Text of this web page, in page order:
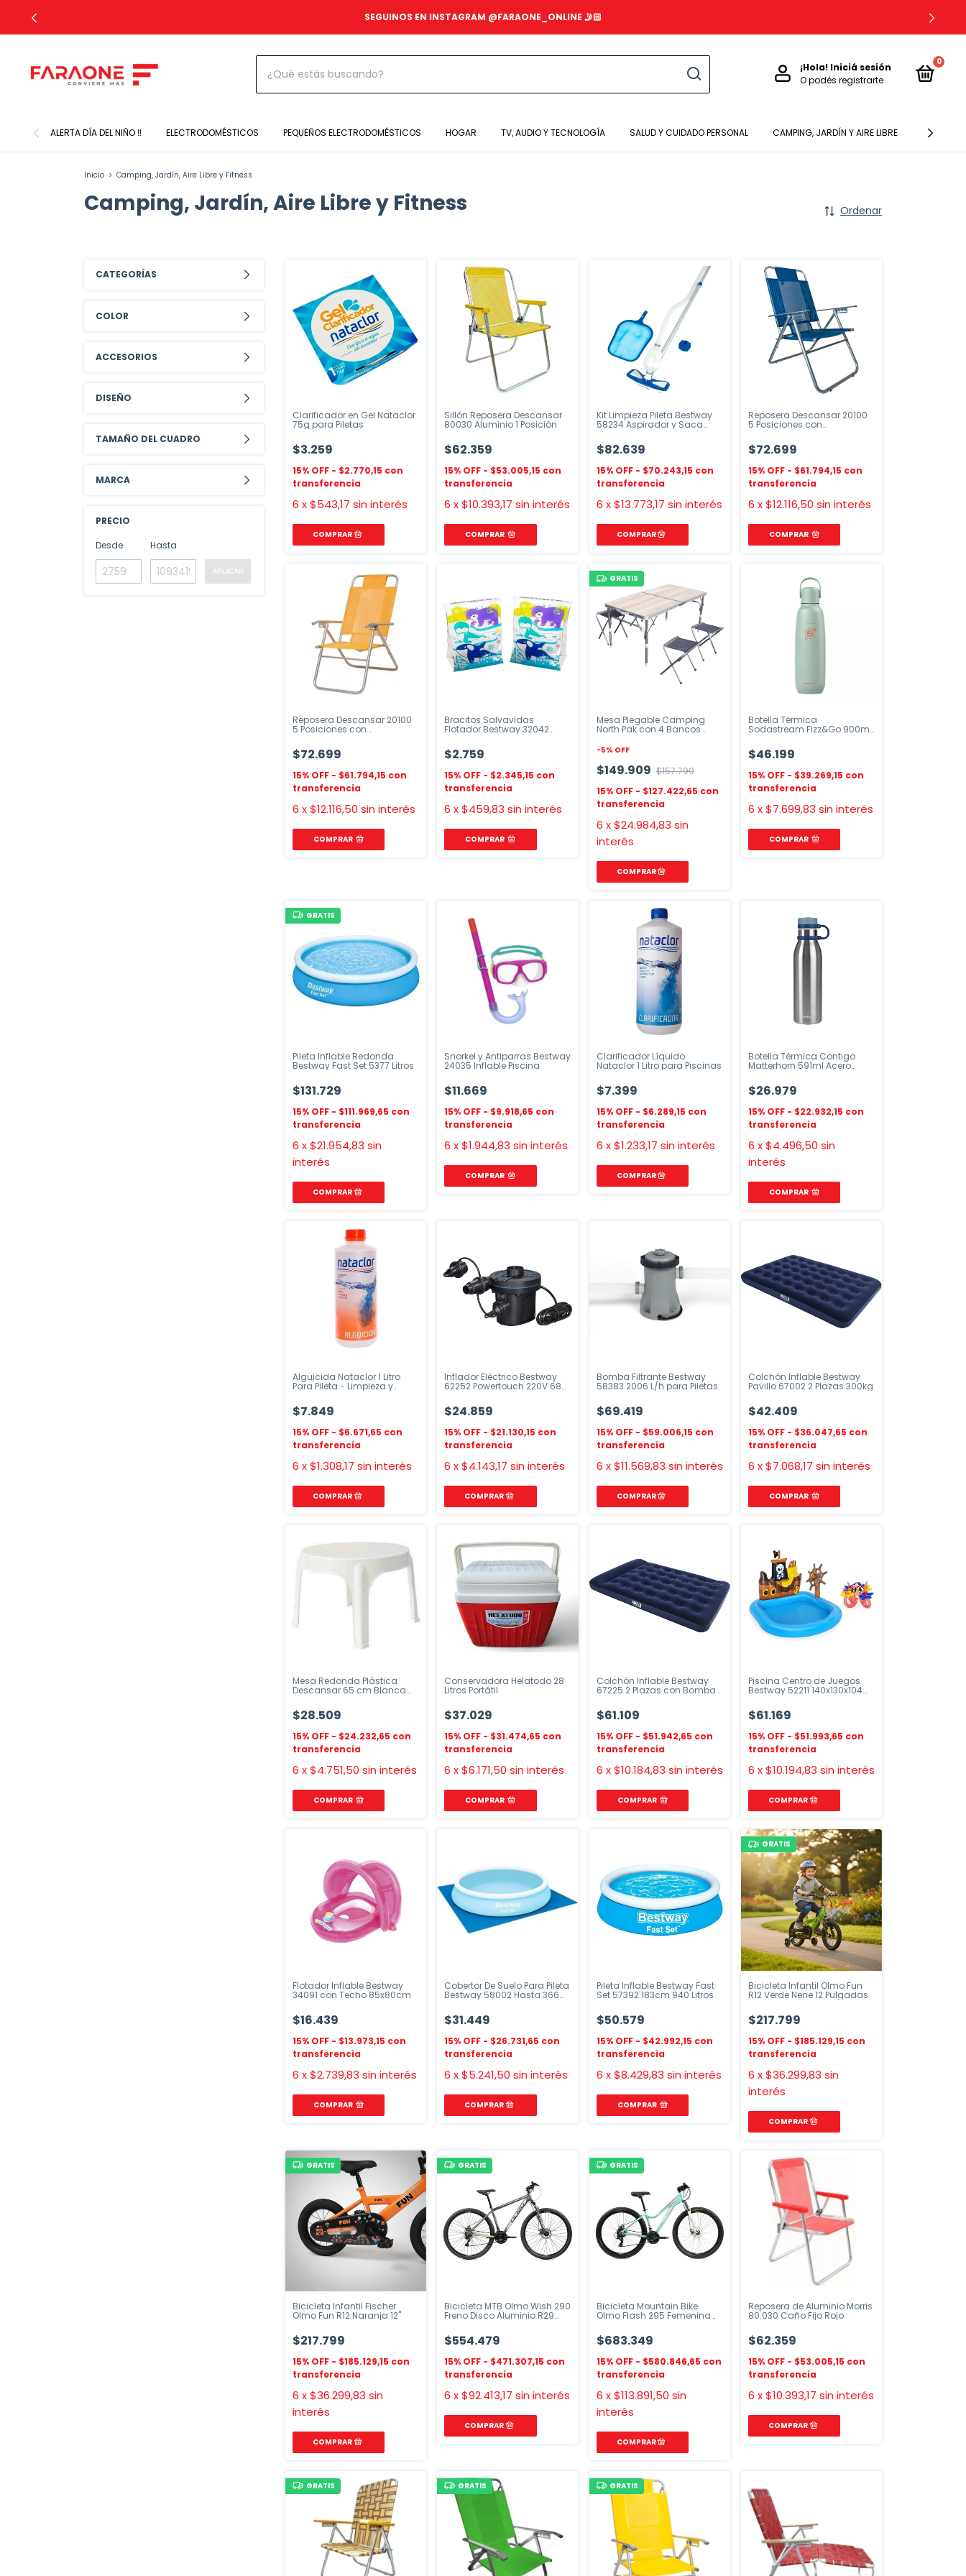
SEGUINOS EN INSTAGRAM @FARAONE_ONLINE 🤳🏻
¡Hola! Iniciá sesión
O podés registrarte
0
ALERTA DÍA DEL NIÑO ‼️ ELECTRODOMÉSTICOS PEQUEÑOS ELECTRODOMÉSTICOS HOGAR TV, AUDIO Y TECNOLOGÍA SALUD Y CUIDADO PERSONAL CAMPING, JARDÍN Y AIRE LIBRE BEBES Y
Inicio > Camping, Jardín, Aire Libre y Fitness
Camping, Jardín, Aire Libre y Fitness Ordenar
CATEGORÍAS
COLOR
ACCESORIOS
DISEÑO
TAMAÑO DEL CUADRO
MARCA
PRECIO
Desde
Hasta
APLICAR
Clarificador en Gel Nataclor
75g para Piletas
$3.259
$2.770,15
6 x$543,17 sin interés
Sillón Reposera Descansar
80030 Aluminio 1 Posición
$62.359
$53.005,15
6 x$10.393,17 sin interés
COMPRAR
Kit Limpieza Pileta Bestway
58234 Aspirador y Saca
$82.639
$70.243,15
6 x$13.773,17 sin interés
Reposera Descansar 20100
5 Posiciones con
$72.699
$61.794,15
6 x$12.116,50 sin interés
COMPRAR
Reposera Descansar 20100
5 Posiciones con
$72.699
$61.794,15
6 x$12.116,50 sin interés
COMPRAR
Bracitos Salvavidas
Flotador Bestway 32042
$2.759
$2.345,15
6 x$459,83 sin interés
COMPRAR
GRATIS
Mesa Plegable Camping
North Pak con 4 Bancos
-5% OFF
$149.909 $157.799
$127.422,65
6 x$24.984,83 sin
interés
Botella Térmica
Sodastream Fizz&Go 900ml
$46.199
$39.269,15
6 x$7.699,83 sin interés
COMPRAR
GRATIS
Pileta Inflable Redonda
Bestway Fast Set 5377 Litros
$131.729
$111.969,65
6 x$21.954,83 sin
interés
Snorkel y Antiparras Bestway
24035 Inflable Piscina
$11.669
$9.918,65
6 x$1.944,83 sin interés
COMPRAR
Clarificador Líquido
Nataclor 1 Litro para Piscinas
$7.399
$6.289,15
6 x$1.233,17 sin interés
Botella Térmica Contigo
Matterhorn 591ml Acero
$26.979
$22.932,15
6 x$4.496,50 sin
interés
COMPRAR
Alguicida Nataclor 1 Litro
Para Pileta - Limpieza y
$7.849
$6.671,65
6 x$1.308,17 sin interés
Inflador Eléctrico Bestway
62252 Powertouch 220V 680
$24.859
$21.130,15
6 x$4.143,17 sin interés
Bomba Filtrante Bestway
58383 2006 L/h para Piletas
$69.419
$59.006,15
6 x$11.569,83 sin interés
Colchón Inflable Bestway
Pavillo 67002 2 Plazas 300kg
$42.409
$36.047,65
6 x$7.068,17 sin interés
COMPRAR
Mesa Redonda Plástica
Descansar 65 cm Blanca
$28.509
$24.232,65
6 x$4.751,50 sin interés
COMPRAR
Conservadora Helatodo 28
Litros Portátil
$37.029
$31.474,65
6 x$6.171,50 sin interés
COMPRAR
Colchón Inflable Bestway
67225 2 Plazas con Bomba
$61.109
$51.942,65
6 x$10.184,83 sin interés
COMPRAR
Piscina Centro de Juegos
Bestway 52211 140x130x104
$61.169
$51.993,65
6 x$10.194,83 sin interés
Flotador Inflable Bestway
34091 con Techo 85x80cm
$16.439
$13.973,15
6 x$2.739,83 sin interés
COMPRAR
Cobertor De Suelo Para Pileta
Bestway 58002 Hasta 366
$31.449
$26.731,65
6 x$5.241,50 sin interés
Pileta Inflable Bestway Fast
Set 57392 183cm 940 Litros
$50.579
$42.992,15
6 x$8.429,83 sin interés
COMPRAR
GRATIS
Bicicleta Infantil Olmo Fun
R12 Verde Nene 12 Pulgadas
$217.799
$185.129,15
6 x$36.299,83 sin
interés
GRATIS
Bicicleta Infantil Fischer
Olmo Fun R12 Naranja 12"
$217.799
$185.129,15
6 x$36.299,83 sin
interés
GRATIS
Bicicleta MTB Olmo Wish 290
Freno Disco Aluminio R29
$554.479
$471.307,15
6 x$92.413,17 sin interés
GRATIS
Bicicleta Mountain Bike
Olmo Flash 295 Femenina
$683.349
$580.846,65
6 x$113.891,50 sin
interés
Reposera de Aluminio Morris
80.030 Caño Fijo Rojo
$62.359
$53.005,15
6 x$10.393,17 sin interés
GRATIS GRATIS GRATIS